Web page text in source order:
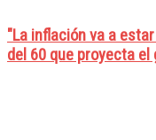
"La inflación va a
del 60 que proyecta el